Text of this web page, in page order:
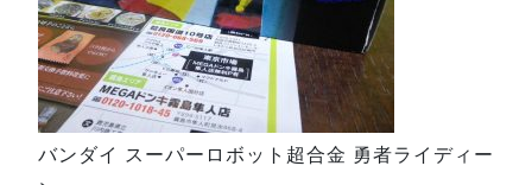
バンダイ スーパーロボット超合金 勇者ライディー